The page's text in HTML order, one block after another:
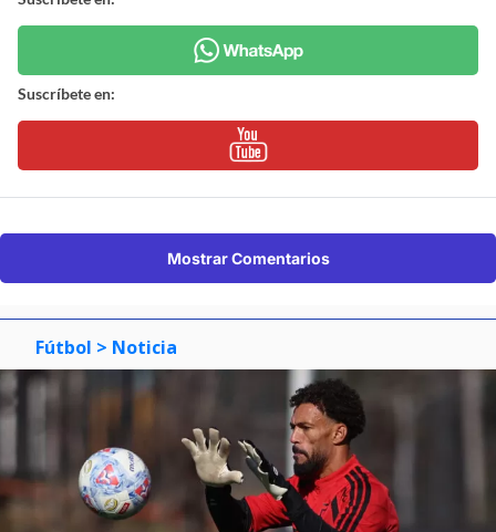
Suscríbete en:
Mostrar Comentarios
Fútbol > Noticia